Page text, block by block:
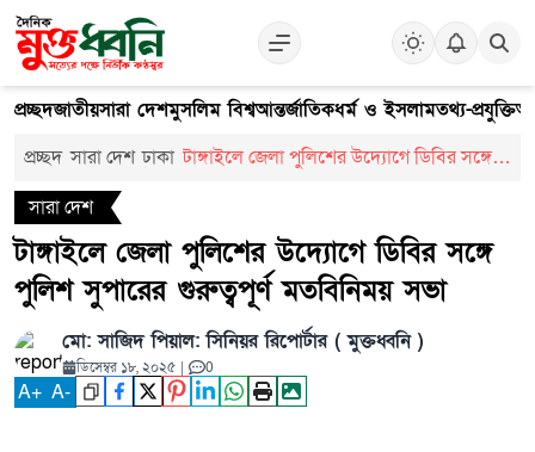
প্রচ্ছদজাতীয়সারা দেশমুসলিম বিশ্বআন্তর্জাতিকধর্ম ও ইসলামতথ্য-প্রযুক্তি
প্রচ্ছদ সারা দেশ ঢাকা টাঙ্গাইলে জেলা পুলিশের উদ্যোগে ডিবির সঙ্গে
সারা দেশ
টাঙ্গাইলে জেলা পুলিশের উদ্যোগে ডিবির সঙ্গে
পুলিশ সুপারের গুরুত্বপূর্ণ মতবিনিময় সভা
মো: সাজিদ পিয়াল: সিনিয়র রিপোর্টার ( মুক্তধ্বনি )
ডিসেম্বর ১৮, ২০২৫ | 0
A+ A-